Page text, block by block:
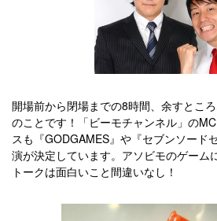
開場前から閉場までの8時間、余すとこ
のことです！「ビーモチャンネル」の
スも『GODGAMES』や『セブンソード
演が決定しています。アソビモのゲーム
トークは面白いこと間違いなし！